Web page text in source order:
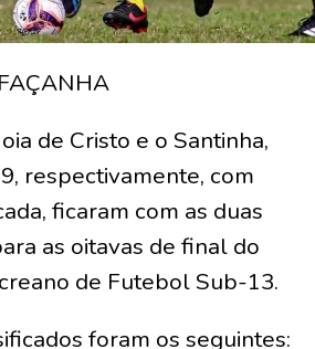
de Cristo e o Santinha,
respectivamente, com
ficaram com as duas
as oitavas de final do
de Futebol Sub-13.
foram os seguintes: